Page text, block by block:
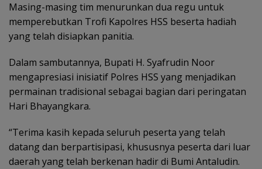
Masing-masing tim menurunkan dua regu untuk
memperebutkan Trofi Kapolres HSS beserta hadiah
yang telah disiapkan panitia.
Dalam sambutannya, Bupati H. Syafrudin Noor
mengapresiasi inisiatif Polres HSS yang menjadikan
permainan tradisional sebagai bagian dari peringatan
Hari Bhayangkara.
“Terima kasih kepada seluruh peserta yang telah
datang dan berpartisipasi, khususnya peserta dari luar
daerah yang telah berkenan hadir di Bumi Antaludin.